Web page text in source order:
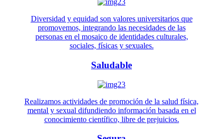
Diversidad y equidad son valores universitarios que
promovemos, integrando las necesidades de las
personas en el mosaico de identidades culturales,
sociales, físicas y sexuales.
Saludable
Realizamos actividades de promoción de la salud física,
mental y sexual difundiendo información basada en el
conocimiento científico, libre de prejuicios.